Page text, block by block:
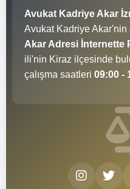
Avukat Kadriye Akar
Avukat Kadriye Akar'nin
Akar Adresi İnternette
ili'nin Kiraz ilçesinde
çalışma saatleri 09:00 -